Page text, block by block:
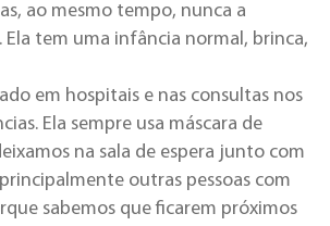
ao mesmo tempo, nunca a
Ela tem uma infância normal, brinca,
em hospitais e nas consultas nos
Ela sempre usa máscara de
na sala de espera junto com
outras pessoas com
sabemos que ficarem próximos